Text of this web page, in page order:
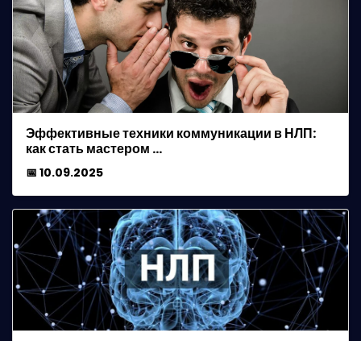
Эффективные техники коммуникации в НЛП:
как стать мастером …
📅 10.09.2025